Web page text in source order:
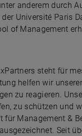
anderem durch
Université Paris
of Management
steht für
helfen wir
zu reagieren.
zu schützen und
Management &
Seit